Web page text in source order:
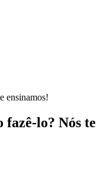
ensinamos!
lo? Nós